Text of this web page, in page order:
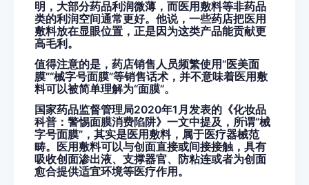
明，大部分药品利润微薄，而医用敷料等非药品
类的利润空间通常更好。他说，一些药店把医用
敷料放在显眼位置，正是因为这类产品能贡献更
高毛利。
值得注意的是，药店销售人员频繁使用“医美面
膜”“械字号面膜”等销售话术，并不意味着医用敷
料可以被简单理解为“面膜”。
国家药品监督管理局2020年1月发表的《化妆品
科普：警惕面膜消费陷阱》一文中提及，所谓“械
字号面膜”，其实是医用敷料，属于医疗器械范
畴。医用敷料可以与创面直接或间接接触，具有
吸收创面渗出液、支撑器官、防粘连或者为创面
愈合提供适宜环境等医疗作用。